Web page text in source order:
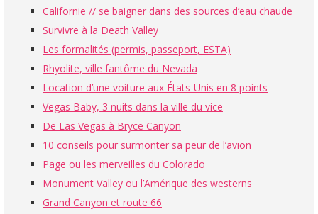
Californie // se baigner dans des sources d’eau chaude
Survivre à la Death Valley
Les formalités (permis, passeport, ESTA)
Rhyolite, ville fantôme du Nevada
Location d’une voiture aux États-Unis en 8 points
Vegas Baby, 3 nuits dans la ville du vice
De Las Vegas à Bryce Canyon
10 conseils pour surmonter sa peur de l’avion
Page ou les merveilles du Colorado
Monument Valley ou l’Amérique des westerns
Grand Canyon et route 66